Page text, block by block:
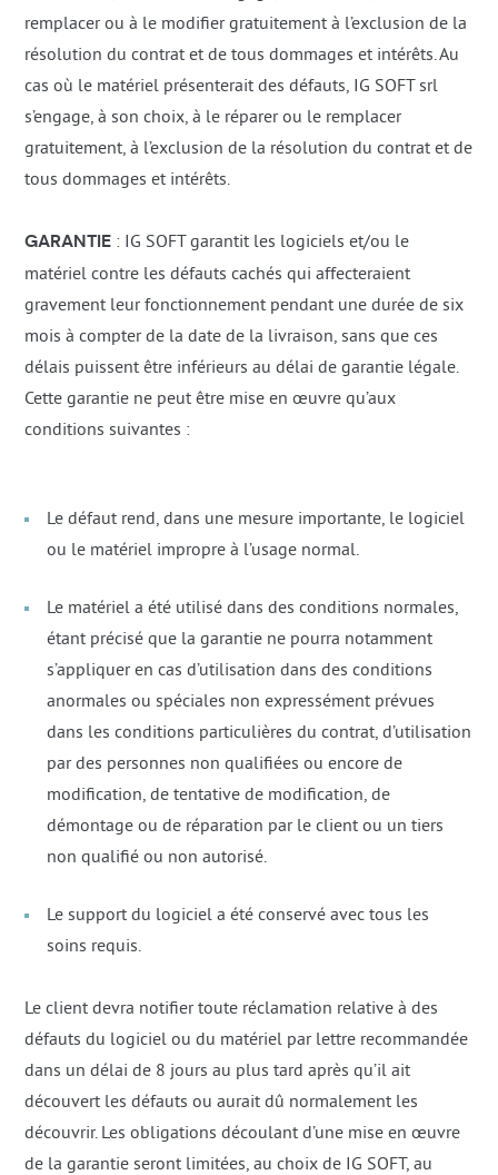
remplacer ou à le modifier gratuitement à l’exclusion de la
résolution du contrat et de tous dommages et intérêts. Au
cas où le matériel présenterait des défauts, IG SOFT srl
s’engage, à son choix, à le réparer ou le remplacer
gratuitement, à l’exclusion de la résolution du contrat et de
tous dommages et intérêts.
GARANTIE : IG SOFT garantit les logiciels et/ou le
matériel contre les défauts cachés qui affecteraient
gravement leur fonctionnement pendant une durée de six
mois à compter de la date de la livraison, sans que ces
délais puissent être inférieurs au délai de garantie légale.
Cette garantie ne peut être mise en œuvre qu’aux
conditions suivantes :
Le défaut rend, dans une mesure importante, le logiciel
ou le matériel impropre à l’usage normal.
Le matériel a été utilisé dans des conditions normales,
étant précisé que la garantie ne pourra notamment
s’appliquer en cas d’utilisation dans des conditions
anormales ou spéciales non expressément prévues
dans les conditions particulières du contrat, d’utilisation
par des personnes non qualifiées ou encore de
modification, de tentative de modification, de
démontage ou de réparation par le client ou un tiers
non qualifié ou non autorisé.
Le support du logiciel a été conservé avec tous les
soins requis.
Le client devra notifier toute réclamation relative à des
défauts du logiciel ou du matériel par lettre recommandée
dans un délai de 8 jours au plus tard après qu’il ait
découvert les défauts ou aurait dû normalement les
découvrir. Les obligations découlant d’une mise en œuvre
de la garantie seront limitées, au choix de IG SOFT, au